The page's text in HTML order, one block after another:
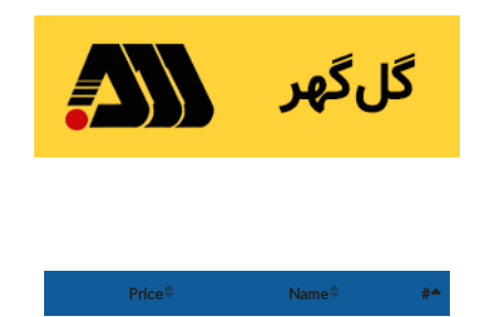
#
Name
Price